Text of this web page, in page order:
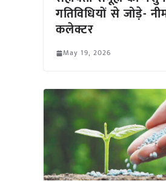
गतिविधियों से जोड़े-
कलेक्टर
May 19, 2026